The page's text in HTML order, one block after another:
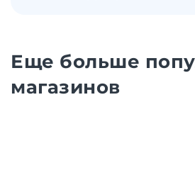
Еще больше
магазинов